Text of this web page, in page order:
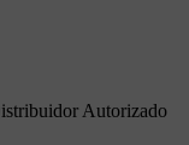
Autorizado